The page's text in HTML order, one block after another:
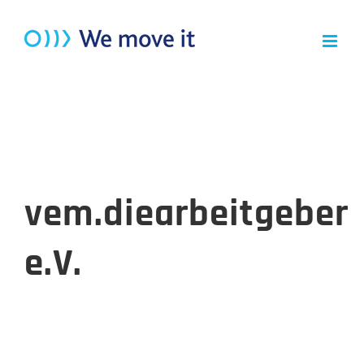
Inhalt
vem.diearbeitgeber
e.V.